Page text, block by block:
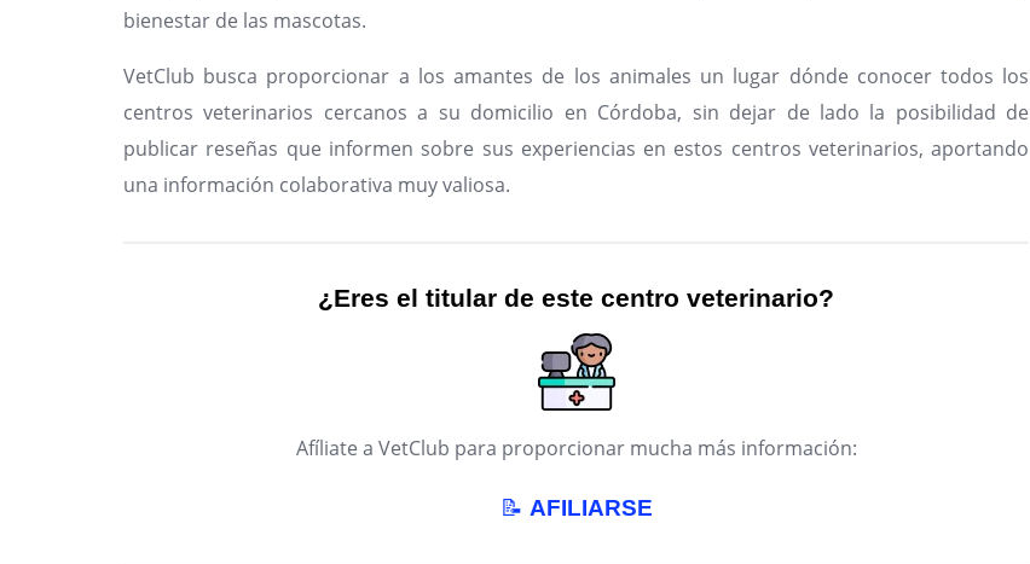
bienestar de las mascotas.
VetClub busca proporcionar a los amantes de los animales un lugar dónde conocer todos los
centros veterinarios cercanos a su domicilio en Córdoba, sin dejar de lado la posibilidad de
publicar reseñas que informen sobre sus experiencias en estos centros veterinarios, aportando
una información colaborativa muy valiosa.
¿Eres el titular de este centro veterinario?
Afíliate a VetClub para proporcionar mucha más información:
📝 AFILIARSE